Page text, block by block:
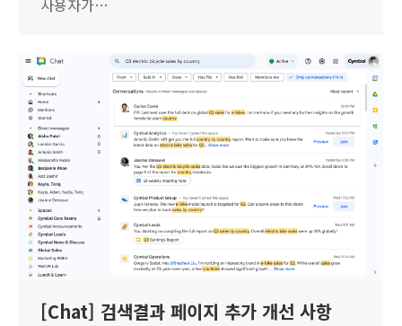
사용자가…
[Chat] 검색결과 페이지 추가 개선 사항